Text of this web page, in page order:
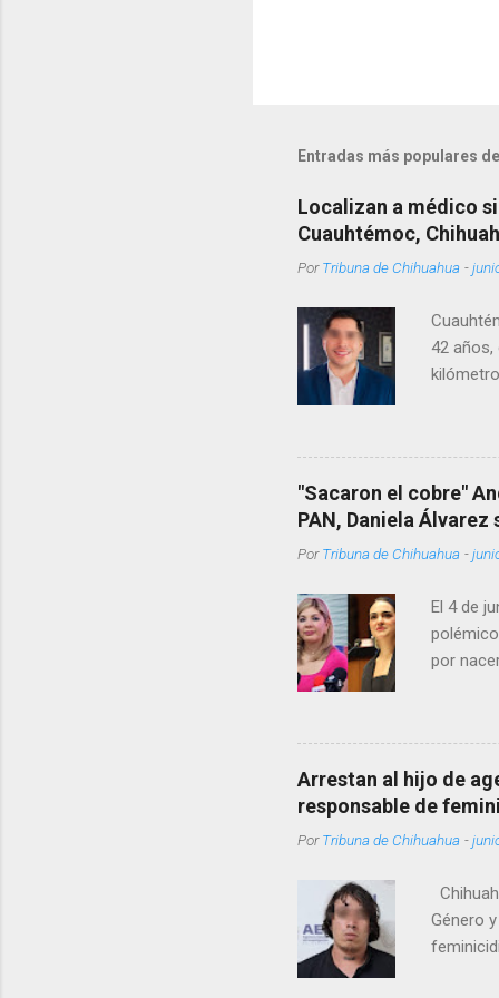
Entradas más populares
Localizan a médico
Cuauhtémoc,
PorTribuna de Chihuahua -
42 años,
Rotario
"Sacaron el cobre"
PAN, Daniela
PorTribuna de Chihuahua -
El 4 de
por
¿Qué tal
tendrá
favor,
han sido
Arrestan al hijo de
responsable de
PorTribuna de Chihuahua -
Género